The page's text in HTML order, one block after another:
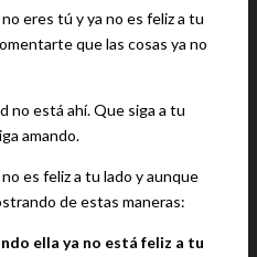
eres tú y ya no es feliz a tu
que las cosas ya no
no está ahí. Que siga a tu
amando.
es feliz a tu lado y aunque
de estas maneras:
ella ya no está feliz a tu